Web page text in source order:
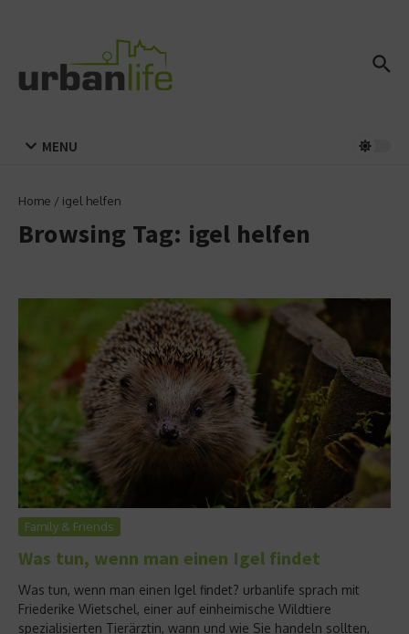
MENU
Home / igel helfen
Browsing Tag: igel helfen
Family & Friends
Was tun, wenn man einen Igel findet
Was tun, wenn man einen Igel findet? urbanlife sprach mit
Friederike Wietschel, einer auf einheimische Wildtiere
spezialisierten Tierärztin, wann und wie Sie handeln sollten,